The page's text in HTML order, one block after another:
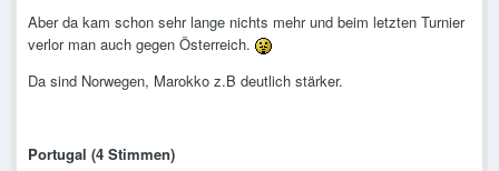
Aber da kam schon sehr lange nichts mehr und beim letzten Turnier
verlor man auch gegen Österreich.
Da sind Norwegen, Marokko z.B deutlich stärker.
Portugal (4 Stimmen)